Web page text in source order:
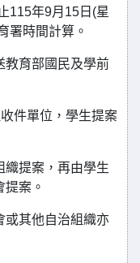
115年9月15日(星
署時間計算。
教育部國民及學前
件單位，學生提案
織提案，再由學生
案。
或其他自治組織亦